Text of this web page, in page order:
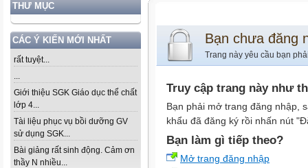
THƯ MỤC
CÁC Ý KIẾN MỚI NHẤT
rất tuyệt...
...
Giới thiệu SGK Giáo dục thể chất
lớp 4...
Tài liệu phục vụ bồi dưỡng GV
sử dụng SGK...
Bài giảng rất sinh động. Cảm ơn
thầy N nhiều...
Bạn chưa đăng
Trang này yêu cầu bạn
Truy cập trang này như
Bạn phải mở trang đăng nhập,
khẩu đã đăng ký rồi nhấn nút
Bạn làm gì tiếp theo?
Mở trang đăng nhập